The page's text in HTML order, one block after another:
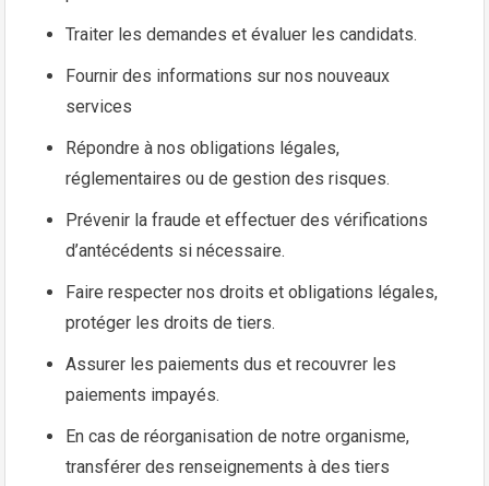
Traiter les demandes et évaluer les candidats.
Fournir des informations sur nos nouveaux
services
Répondre à nos obligations légales,
réglementaires ou de gestion des risques.
Prévenir la fraude et effectuer des vérifications
d’antécédents si nécessaire.
Faire respecter nos droits et obligations légales,
protéger les droits de tiers.
Assurer les paiements dus et recouvrer les
paiements impayés.
En cas de réorganisation de notre organisme,
transférer des renseignements à des tiers